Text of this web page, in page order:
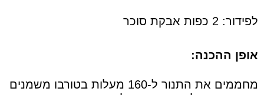
לפידור: 2 כפות אבקת סוכר
אופן ההכנה:
מחממים את התנור ל-160 מעלות בטורבו משמנים